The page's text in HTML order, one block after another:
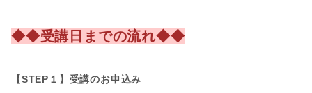
◆◆受講日までの流れ◆◆
【STEP１】受講のお申込み